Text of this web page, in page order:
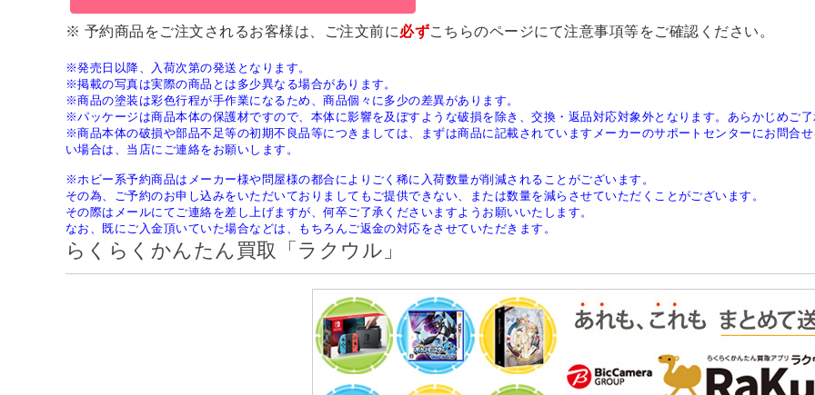
※ 予約商品をご注文されるお客様は、ご注文前に必ずこちらのページにて注意事項等をご確認ください。
※発売日以降、入荷次第の発送となります。
※掲載の写真は実際の商品とは多少異なる場合があります。
※商品の塗装は彩色行程が手作業になるため、商品個々に多少の差異があります。
※パッケージは商品本体の保護材ですので、本体に影響を及ぼすような破損を除き、交換・返品対応対象外となります。あらかじめご了
※商品本体の破損や部品不足等の初期不良品等につきましては、まずは商品に記載されていますメーカーのサポートセンターにお問合
い場合は、当店にご連絡をお願いします。
※ホビー系予約商品はメーカー様や問屋様の都合によりごく稀に入荷数量が削減されることがございます。
その為、ご予約のお申し込みをいただいておりましてもご提供できない、または数量を減らさせていただくことがございます。
その際はメールにてご連絡を差し上げますが、何卒ご了承くださいますようお願いいたします。
なお、既にご入金頂いていた場合などは、もちろんご返金の対応をさせていただきます。
らくらくかんたん買取「ラクウル」